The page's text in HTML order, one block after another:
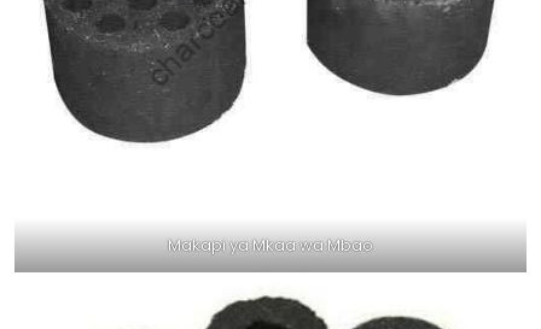
Makapi ya Mkaa wa Mbao